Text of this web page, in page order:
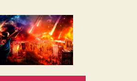
leközölték
az
Univerzum
történetének
legjobb